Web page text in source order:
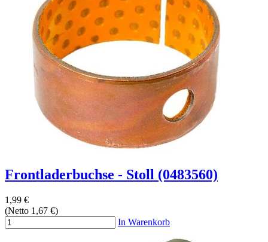
Frontladerbuchse - Stoll (0483560)
1,99 €
(Netto 1,67 €)
In Warenkorb